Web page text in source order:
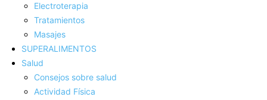
Electroterapia
Tratamientos
Masajes
SUPERALIMENTOS
Salud
Consejos sobre salud
Actividad Fí­sica